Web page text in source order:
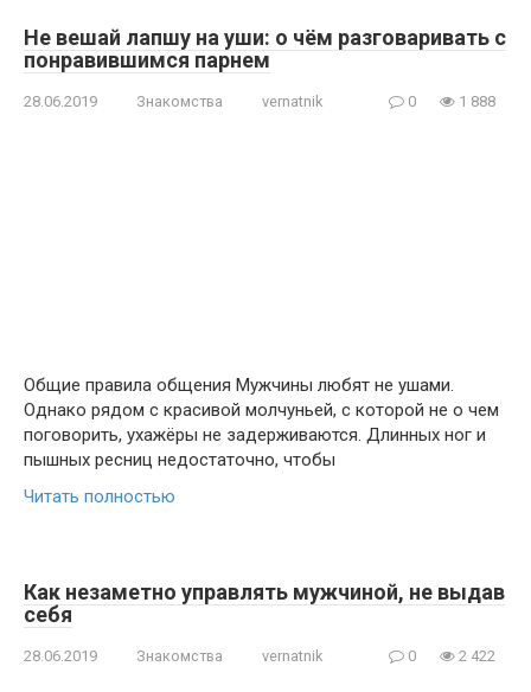
Не вешай лапшу на уши: о чём разговаривать с
понравившимся парнем
28.06.2019 Знакомства vernatnik 0 1 888
Общие правила общения Мужчины любят не ушами.
Однако рядом с красивой молчуньей, с которой не о чем
поговорить, ухажёры не задерживаются. Длинных ног и
пышных ресниц недостаточно, чтобы
Читать полностью
Как незаметно управлять мужчиной, не выдав
себя
28.06.2019 Знакомства vernatnik 0 2 422